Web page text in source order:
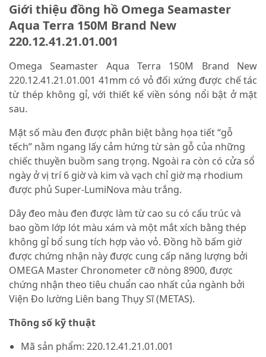
Giới thiệu đồng hồ Omega Seamaster
Aqua Terra 150M Brand New
220.12.41.21.01.001
Omega Seamaster Aqua Terra 150M Brand New
220.12.41.21.01.001 41mm có vỏ đối xứng được chế tác
từ thép không gỉ, với thiết kế viền sóng nổi bật ở mặt
sau.
Mặt số màu đen được phân biệt bằng họa tiết “gỗ
tếch” nằm ngang lấy cảm hứng từ sàn gỗ của những
chiếc thuyền buồm sang trọng. Ngoài ra còn có cửa sổ
ngày ở vị trí 6 giờ và kim và vạch chỉ giờ mạ rhodium
được phủ Super-LumiNova màu trắng.
Dây đeo màu đen được làm từ cao su có cấu trúc và
bao gồm lớp lót màu xám và một mắt xích bằng thép
không gỉ bổ sung tích hợp vào vỏ. Đồng hồ bấm giờ
được chứng nhận này được cung cấp năng lượng bởi
OMEGA Master Chronometer cỡ nòng 8900, được
chứng nhận theo tiêu chuẩn cao nhất của ngành bởi
Viện Đo lường Liên bang Thụy Sĩ (METAS).
Thông số kỹ thuật
Mã sản phẩm: 220.12.41.21.01.001